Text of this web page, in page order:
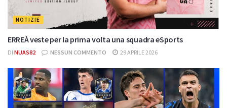
NOTIZIE
ERREÀ veste per la prima volta una squadra eSports
DI NUAS82 NESSUN COMMENTO 29 APRILE 2026